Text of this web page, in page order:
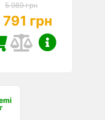
5 989 грн
грн